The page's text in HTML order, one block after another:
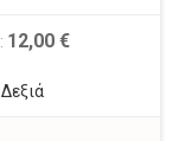
12,00 €
Δεξιά